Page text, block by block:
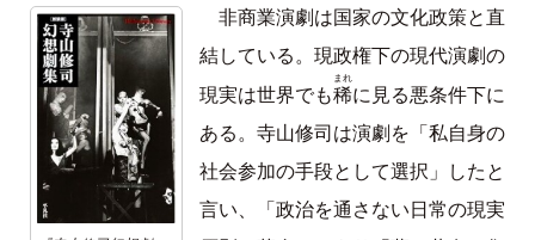
非商業演劇は国家の文化政策と直
結している。現政権下の現代演劇の
現実は世界でも稀
まれ
に見る悪条件下に
ある。寺山修司は演劇を「私自身の
社会参加の手段として選択」したと
言い、「政治を通さない日常の現実